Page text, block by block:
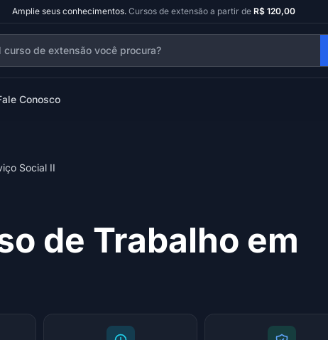
Amplie seus conhecimentos. Cursos de extensão a partir de R$ 120,00
Conosco
Social II
de Trabalho em